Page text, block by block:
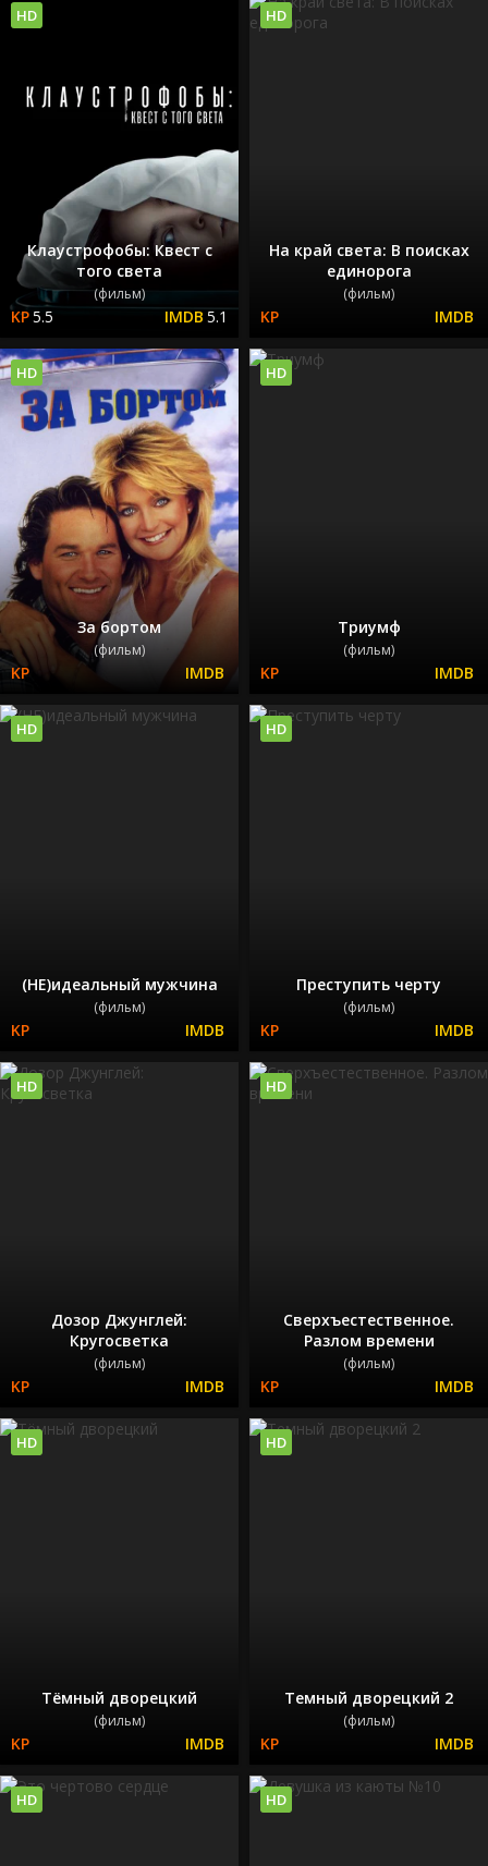
Клаустрофобы: Квест с
того света
(фильм)
5.5 5.1
HD
На край света: В поисках
единорога
(фильм)
HD
За бортом
(фильм)
HD
Триумф
(фильм)
HD
(НЕ)идеальный мужчина
(фильм)
HD
Преступить черту
(фильм)
HD
Дозор Джунглей:
Кругосветка
(фильм)
HD
Сверхъестественное.
Разлом времени
(фильм)
HD
Тёмный дворецкий
(фильм)
HD
Темный дворецкий 2
(фильм)
HD
HD HD